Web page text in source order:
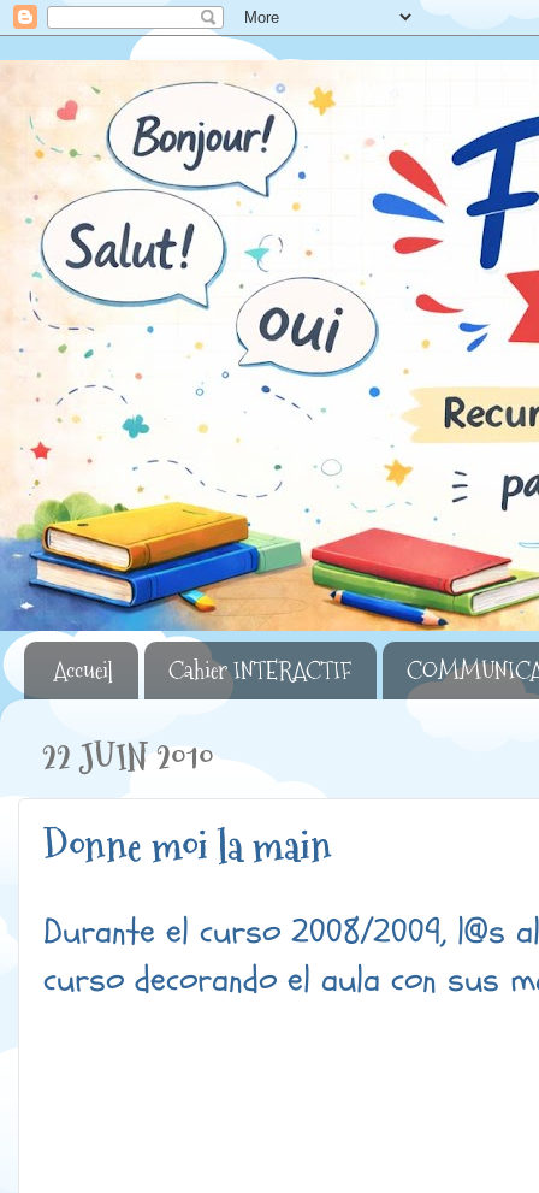
Accueil Cahier INTERACTIF
22 JUIN 2010
Donne moi la main
Durante el curso 2008/2009, l@s
curso decorando el aula con sus